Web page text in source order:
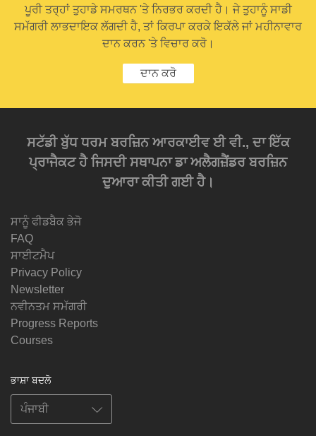
ਪੂਰੀ ਤਰ੍ਹਾਂ ਤੁਹਾਡੇ ਸਮਰਥਨ 'ਤੇ ਨਿਰਭਰ ਕਰਦੀ ਹੈ। ਜੇ ਤੁਹਾਨੂੰ ਸਾਡੀ
ਸਮੱਗਰੀ ਲਾਭਦਾਇਕ ਲੱਗਦੀ ਹੈ, ਤਾਂ ਕਿਰਪਾ ਕਰਕੇ ਇਕੱਲੇ ਜਾਂ ਮਹੀਨਾਵਾਰ
ਦਾਨ ਕਰਨ 'ਤੇ ਵਿਚਾਰ ਕਰੋ।
ਦਾਨ ਕਰੋ
ਸਟੱਡੀ ਬੁੱਧ ਧਰਮ ਬਰਜ਼ਿਨ ਆਰਕਾਈਵ ਈ ਵੀ., ਦਾ ਇੱਕ
ਪ੍ਰਾਜੈਕਟ ਹੈ ਜਿਸਦੀ ਸਥਾਪਨਾ ਡਾ ਅਲੈਗਜ਼ੈਂਡਰ ਬਰਜ਼ਿਨ
ਦੁਆਰਾ ਕੀਤੀ ਗਈ ਹੈ।
ਸਾਨੂੰ ਫੀਡਬੈਕ ਭੇਜੋ
FAQ
ਸਾਈਟਮੈਪ
Privacy Policy
Newsletter
ਨਵੀਨਤਮ ਸਮੱਗਰੀ
Progress Reports
Courses
ਭਾਸ਼ਾ ਬਦਲੋ